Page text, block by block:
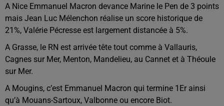
A Nice Emmanuel Macron devance Marine le Pen de 3 points
mais Jean Luc Mélenchon réalise un score historique de
21%, Valérie Pécresse est largement distancée à 5%.
A Grasse, le RN est arrivée tête tout comme à Vallauris,
Cagnes sur Mer, Menton, Mandelieu, au Cannet et à Théoule
sur Mer.
A Mougins, c’est Emmanuel Macron qui termine 1 Er ainsi
qu’à Mouans-Sartoux, Valbonne ou encore Biot.